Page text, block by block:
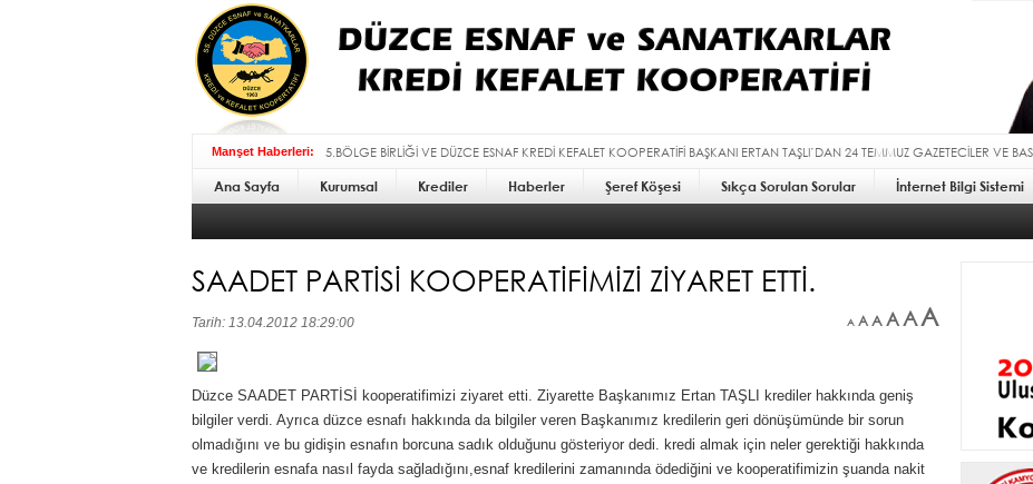
Manşet Haberleri:
5.BÖLGE BİRLİĞİ VE DÜZCE ESNAF KREDİ KEFALET KOOPERATİFİ BAŞKANI ERTAN TAŞLI’DAN 24 TEMMUZ GAZETECİLER VE
BAYRAMI MESAJI :
Ana Sayfa
Kurumsal Krediler Haberler Şeref Köşesi Sıkça Sorulan Sorular İnternet Bilgi Sistemi
SAADET PARTİSİ KOOPERATİFİMİZİ ZİYARET ETTİ.
Tarih: 13.04.2012 18:29:00 A AA AAA
Düzce SAADET PARTİSİ kooperatifimizi ziyaret etti. Ziyarette Başkanımız Ertan TAŞLI krediler hakkında geniş
bilgiler verdi. Ayrıca düzce esnafı hakkında da bilgiler veren Başkanımız kredilerin geri dönüşümünde bir sorun
olmadığını ve bu gidişin esnafın borcuna sadık olduğunu gösteriyor dedi. kredi almak için neler gerektiği hakkında
ve kredilerin esnafa nasıl fayda sağladığını,esnaf kredilerini zamanında ödediğini ve kooperatifimizin şuanda nakit